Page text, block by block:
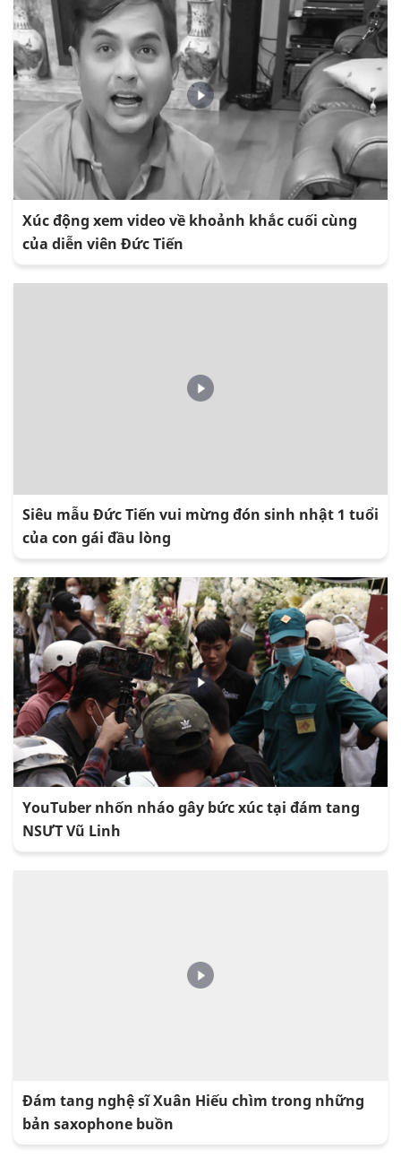
Xúc động xem video về khoảnh khắc cuối cùng
của diễn viên Đức Tiến
Siêu mẫu Đức Tiến vui mừng đón sinh nhật 1 tuổi
của con gái đầu lòng
YouTuber nhốn nháo gây bức xúc tại đám tang
NSƯT Vũ Linh
Đám tang nghệ sĩ Xuân Hiếu chìm trong những
bản saxophone buồn